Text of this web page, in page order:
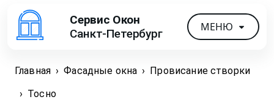
Сервис Окон
Санкт-Петербург
МЕНЮ
Главная › Фасадные окна ›
Провисание створки
› Тосно